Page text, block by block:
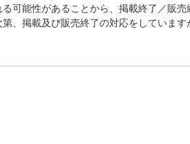
可能性があることから、掲載終了／販売
、掲載及び販売終了の対応をしていま